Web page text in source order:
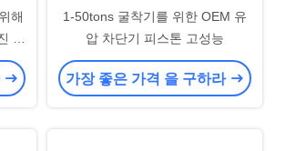
해
피
1-50tons 굴착기를 위한 OEM 유
압 차단기 피스톤 고성능
가장 좋은 가격 을 구하라